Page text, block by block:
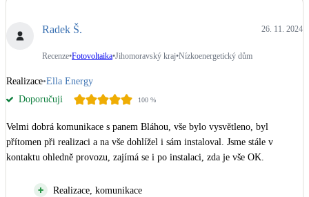
Solární termický systém
Na přípravu teplé vody i přitápění
Klimatizace
Větrání s rekuperací
Radek Š. 26. 11. 2024
Recenze•Fotovoltaika•Jihomoravský kraj•Nízkoenergetický dům
Realizace•Ella Energy
Doporučuji
100 %
Velmi dobrá komunikace s panem Bláhou, vše bylo vysvětleno, byl
přítomen při realizaci a na vše dohlížel i sám instaloval. Jsme stále v
kontaktu ohledně provozu, zajímá se i po instalaci, zda je vše OK.
Realizace, komunikace